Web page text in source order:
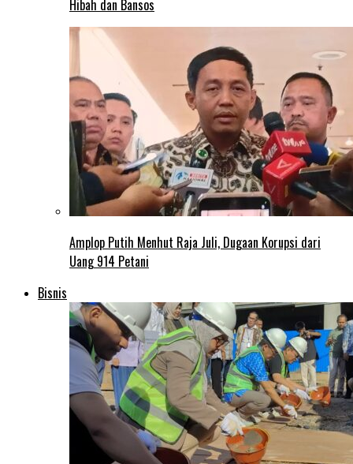
Hibah dan Bansos
Amplop Putih Menhut Raja Juli, Dugaan Korupsi dari
Uang 914 Petani
Bisnis